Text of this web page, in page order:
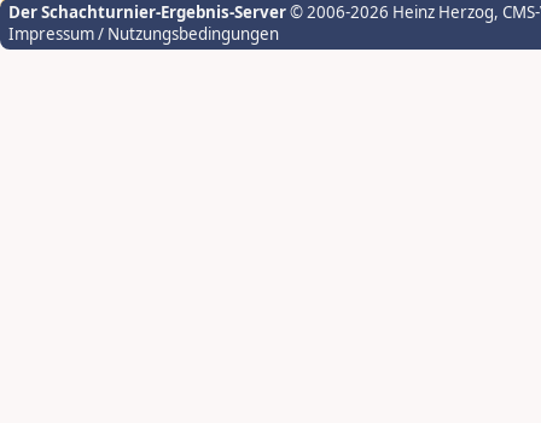
Der Schachturnier-Ergebnis-Server© 2006-2026 Heinz Herzog,
Impressum / Nutzungsbedingungen